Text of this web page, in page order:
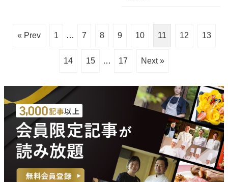
« Prev 1 … 7 8 9 10 11 12 13
14 15 … 17 Next »